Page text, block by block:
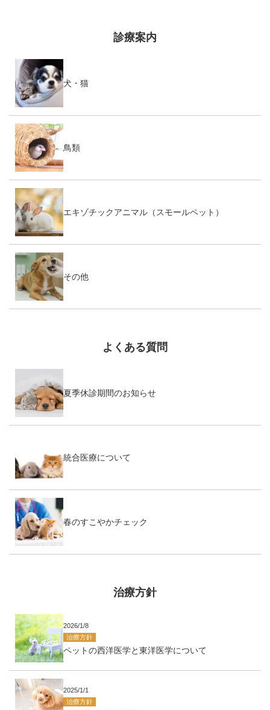
診療案内
犬・猫
鳥類
エキゾチックアニマル（スモールペット）
その他
よくある質問
夏季休診期間のお知らせ
統合医療について
春のすこやかチェック
治療方針
2026/1/8
治療方針
ペットの西洋医学と東洋医学について
2025/1/1
治療方針